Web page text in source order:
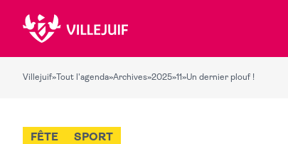
Villejuif» Tout l'agenda»Archives»2025»11»Un dernier plouf !
FÊTE SPORT